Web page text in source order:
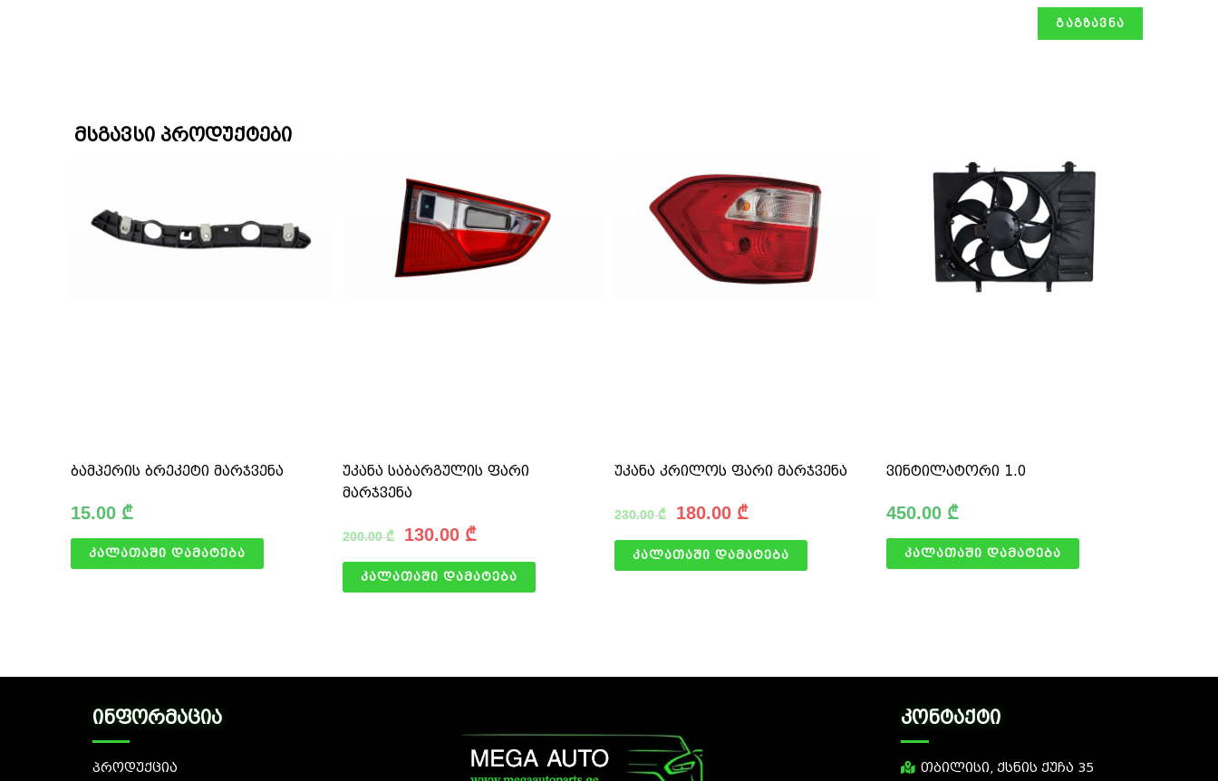
მსგავსი პროდუქტები
ბამპერის ბრეკეტი მარჯვენა
15.00 ₾
კალათაში დამატება
უკანა საბარგულის ფარი
მარჯვენა
200.00₾ 130.00 ₾
კალათაში დამატება
უკანა კრილოს ფარი მარჯვენა
230.00₾ 180.00 ₾
კალათაში დამატება
ვინტილატორი 1.0
450.00 ₾
კალათაში დამატება
ინფორმაცია
პროდუქცია
კონტაქტი
თბილისი, ქსნის ქუჩა 35